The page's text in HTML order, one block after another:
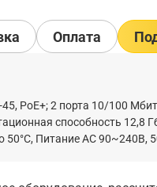
PoE+; 2 порта 10/100
способность 12,8
50°C, Питание АС 90~240В,
Оплата